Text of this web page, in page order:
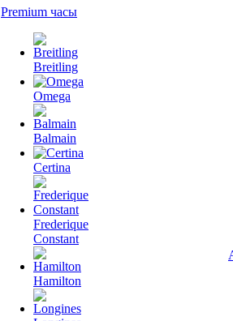
Premium часы
Breitling
Omega
Balmain
Certina
Frederique
Constant
Hamilton